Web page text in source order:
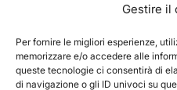
Gestire il
Per fornire le migliori esperienze,
memorizzare e/o accedere alle
queste tecnologie ci consentirà di
di navigazione o gli ID univoci su